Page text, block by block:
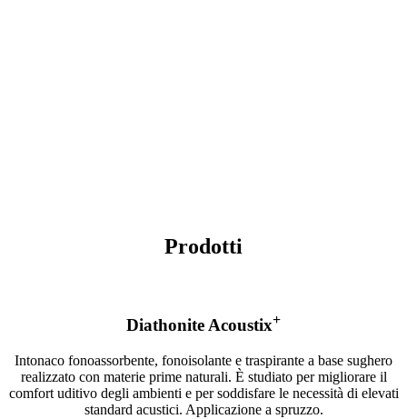
Prodotti
Diathonite Acoustix+
Intonaco fonoassorbente, fonoisolante e traspirante a base sughero
realizzato con materie prime naturali. È studiato per migliorare il
comfort uditivo degli ambienti e per soddisfare le necessità di elevati
standard acustici. Applicazione a spruzzo.